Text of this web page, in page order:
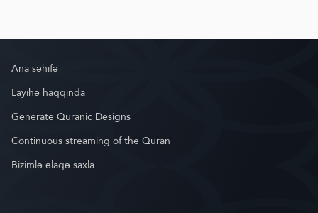
Ana səhifə
Layihə haqqında
Generate Quranic Designs
Continuous streaming of the Quran
Bizimlə əlaqə saxla